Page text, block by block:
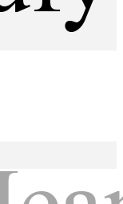
de Jean Dufy